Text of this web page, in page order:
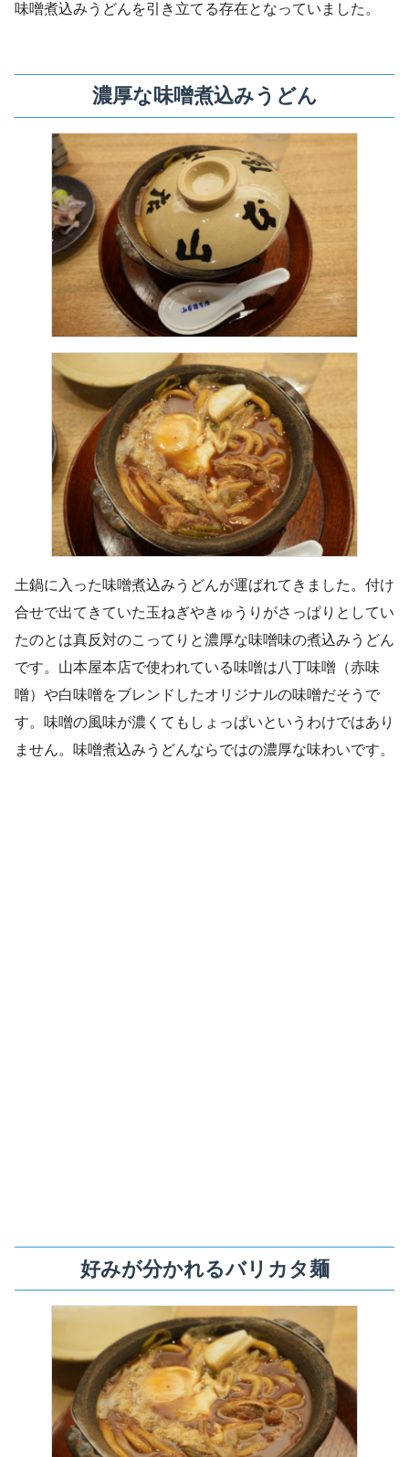
味噌煮込みうどんを引き立てる存在となっていました。
濃厚な味噌煮込みうどん
土鍋に入った味噌煮込みうどんが運ばれてきました。付け
合せで出てきていた玉ねぎやきゅうりがさっぱりとしてい
たのとは真反対のこってりと濃厚な味噌味の煮込みうどん
です。山本屋本店で使われている味噌は八丁味噌（赤味
噌）や白味噌をブレンドしたオリジナルの味噌だそうで
す。味噌の風味が濃くてもしょっぱいというわけではあり
ません。味噌煮込みうどんならではの濃厚な味わいです。
好みが分かれるバリカタ麺